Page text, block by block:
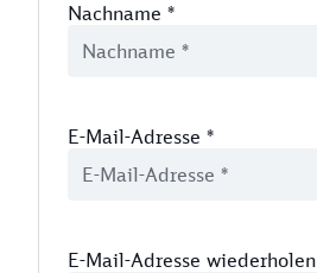
Nachname *
E-Mail-Adresse *
E-Mail-Adresse wiederholen